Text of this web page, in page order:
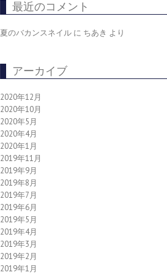
最近のコメント
夏のバカンスネイル に ちあき より
アーカイブ
2020年12月
2020年10月
2020年5月
2020年4月
2020年1月
2019年11月
2019年9月
2019年8月
2019年7月
2019年6月
2019年5月
2019年4月
2019年3月
2019年2月
2019年1月